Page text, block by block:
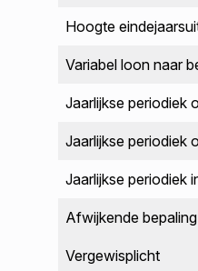
Hoogte
Variabel loon naar
Jaarlijkse periodiek
Jaarlijkse periodiek
Jaarlijkse periodiek
Afwijkende
Vergewisplicht